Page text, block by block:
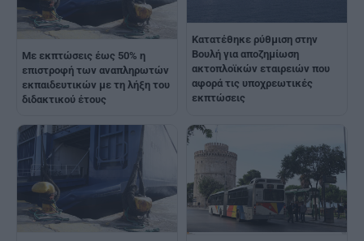
Με εκπτώσεις έως 50% η
επιστροφή των αναπληρωτών
εκπαιδευτικών με τη λήξη του
διδακτικού έτους
Κατατέθηκε ρύθμιση στην
Βουλή για αποζημίωση
ακτοπλοϊκών εταιρειών που
αφορά τις υποχρεωτικές
εκπτώσεις